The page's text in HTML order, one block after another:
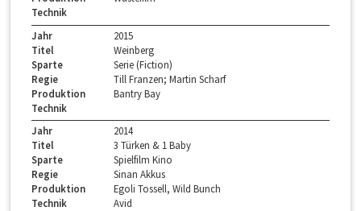
Technik
Jahr
2015
Titel
Weinberg
Sparte
Serie (Fiction)
Regie
Till Franzen; Martin Scharf
Produktion
Bantry Bay
Technik
Jahr
2014
Titel
3 Türken & 1 Baby
Sparte
Spielfilm Kino
Regie
Sinan Akkus
Produktion
Egoli Tossell, Wild Bunch
Technik
Avid